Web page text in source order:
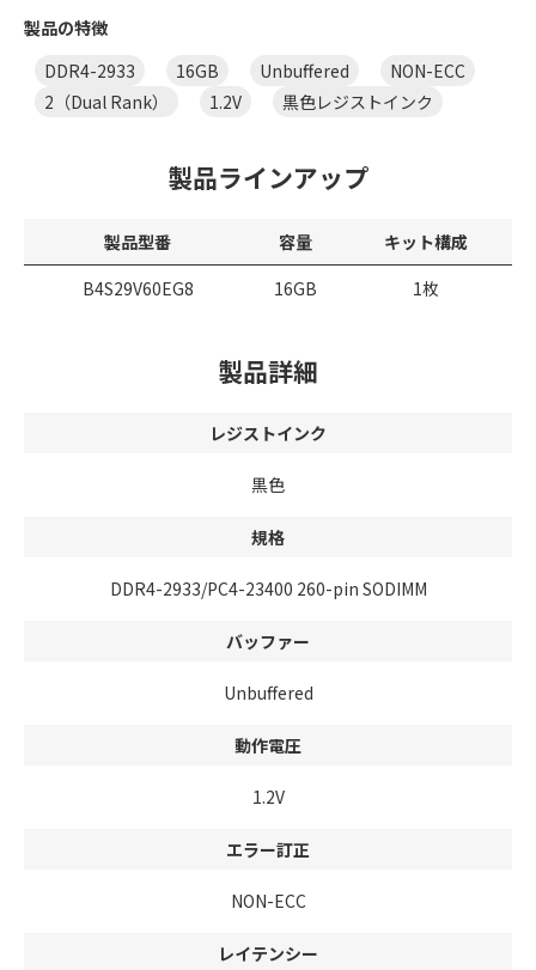
製品の特徴
DDR4-2933
16GB Unbuffered
NON-ECC
2（Dual Rank）
1.2V 黒色レジストインク
製品ラインアップ
製品型番 容量
キット構成
B4S29V60EG8
16GB 1枚
製品詳細
レジストインク
黒色
規格
DDR4-2933/PC4-23400 260-pin SODIMM
バッファー
Unbuffered
動作電圧
1.2V
エラー訂正
NON-ECC
レイテンシー